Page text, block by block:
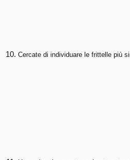
Cercate di individuare le frittelle più